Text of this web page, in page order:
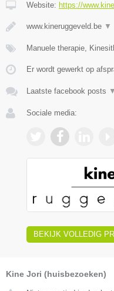
Website: https://
www.kineruggeveld.be ▼
Manuele therapie,
Er wordt gewerkt op
Laatste facebook posts ▼
Sociale media:
BEKIJK VOLLEDIG
Kine Jori (huisbezoeken)